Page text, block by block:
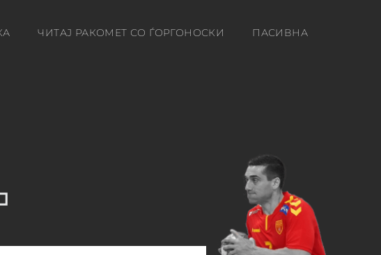
ЧИТАЈ РАКОМЕТ СО ЃОРГОНОСКИ ПАСИВНА